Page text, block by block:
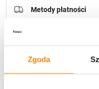
Zgoda
Metody płatności